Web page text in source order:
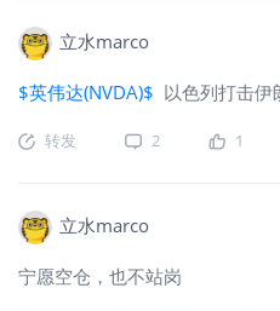
立水marco
$英伟达(NVDA)$ 以色列打击伊
转发 2 1
立水marco
宁愿空仓，也不站岗